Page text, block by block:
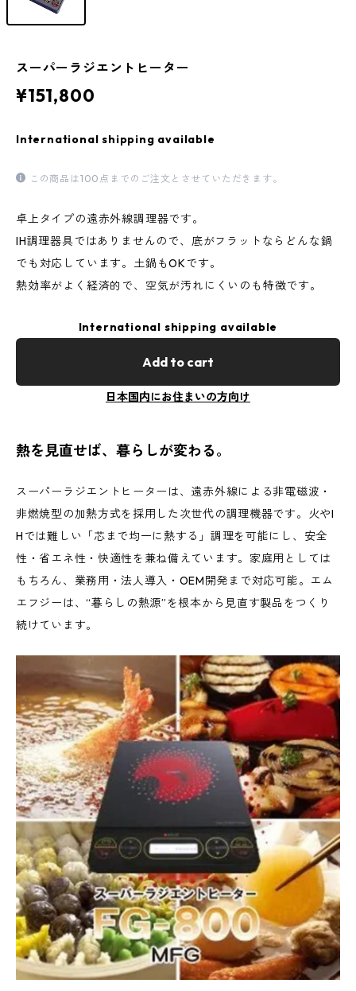
スーパーラジエントヒーター
¥151,800
International shipping available
この商品は100点までのご注文とさせていただきます。
卓上タイプの遠赤外線調理器です。
IH調理器具ではありませんので、底がフラットならどんな鍋
でも対応しています。土鍋もOKです。
熱効率がよく経済的で、空気が汚れにくいのも特徴です。
International shipping available
Add to cart
日本国内にお住まいの方向け
熱を見直せば、暮らしが変わる。
スーパーラジエントヒーターは、遠赤外線による非電磁波・
非燃焼型の加熱方式を採用した次世代の調理機器です。火やI
Hでは難しい「芯まで均一に熱する」調理を可能にし、安全
性・省エネ性・快適性を兼ね備えています。家庭用としては
もちろん、業務用・法人導入・OEM開発まで対応可能。エム
エフジーは、“暮らしの熱源”を根本から見直す製品をつくり
続けています。